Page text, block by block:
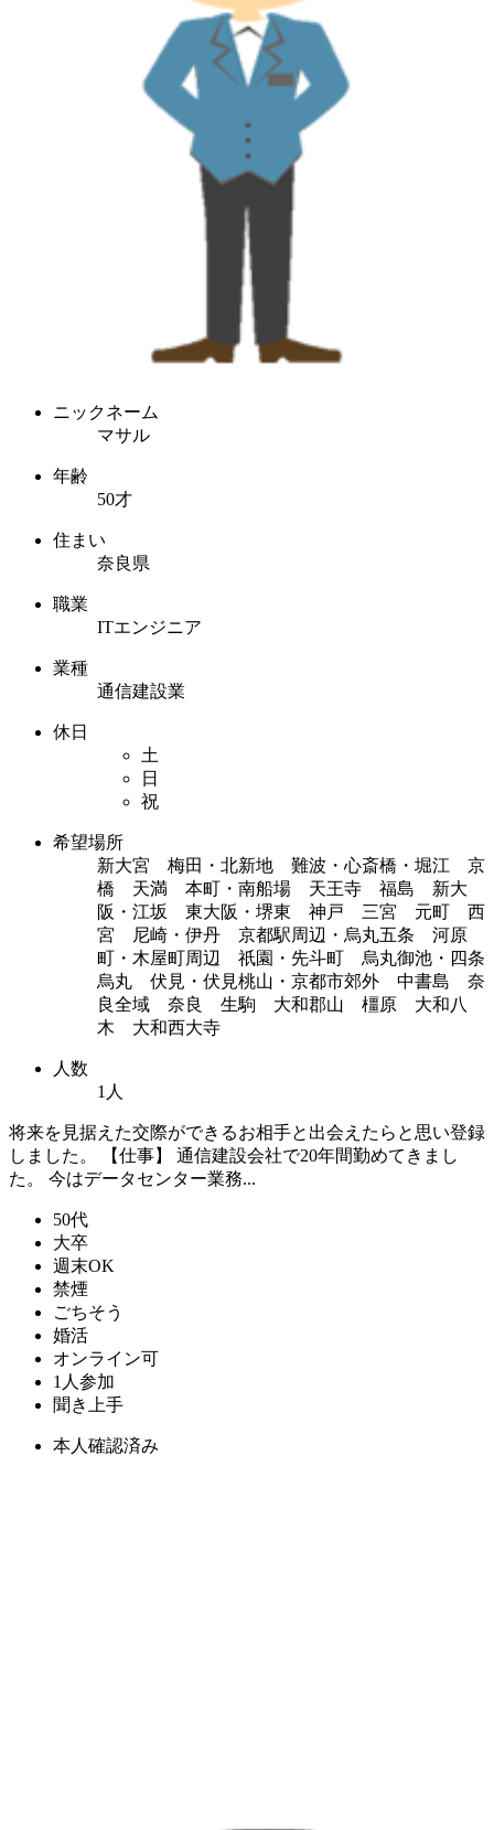
ニックネーム
マサル
年齢
50才
住まい
奈良県
職業
ITエンジニア
業種
通信建設業
休日
土
日
祝
希望場所
新大宮 梅田・北新地 難波・心斎橋・堀江 京
橋 天満 本町・南船場 天王寺 福島 新大
阪・江坂 東大阪・堺東 神戸 三宮 元町 西
宮 尼崎・伊丹 京都駅周辺・烏丸五条 河原
町・木屋町周辺 祇園・先斗町 烏丸御池・四条
烏丸 伏見・伏見桃山・京都市郊外 中書島 奈
良全域 奈良 生駒 大和郡山 橿原 大和八
木 大和西大寺
人数
1人
将来を見据えた交際ができるお相手と出会えたらと思い登録
しました。 【仕事】 通信建設会社で20年間勤めてきまし
た。 今はデータセンター業務...
50代
大卒
週末OK
禁煙
ごちそう
婚活
オンライン可
1人参加
聞き上手
本人確認済み